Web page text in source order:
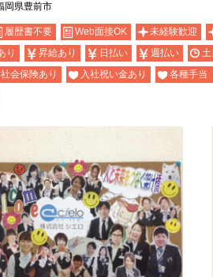
岡県豊前市
履歴書不要 Web面接OK 未経験歓迎
り
昇給あり 日払い 週払い
社会保険あり 入社祝い金あり 各種手当